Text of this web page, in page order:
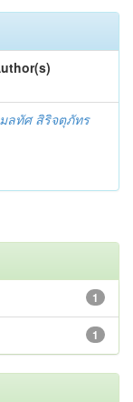
ลทัศ สิริจตุภัทร
1
1